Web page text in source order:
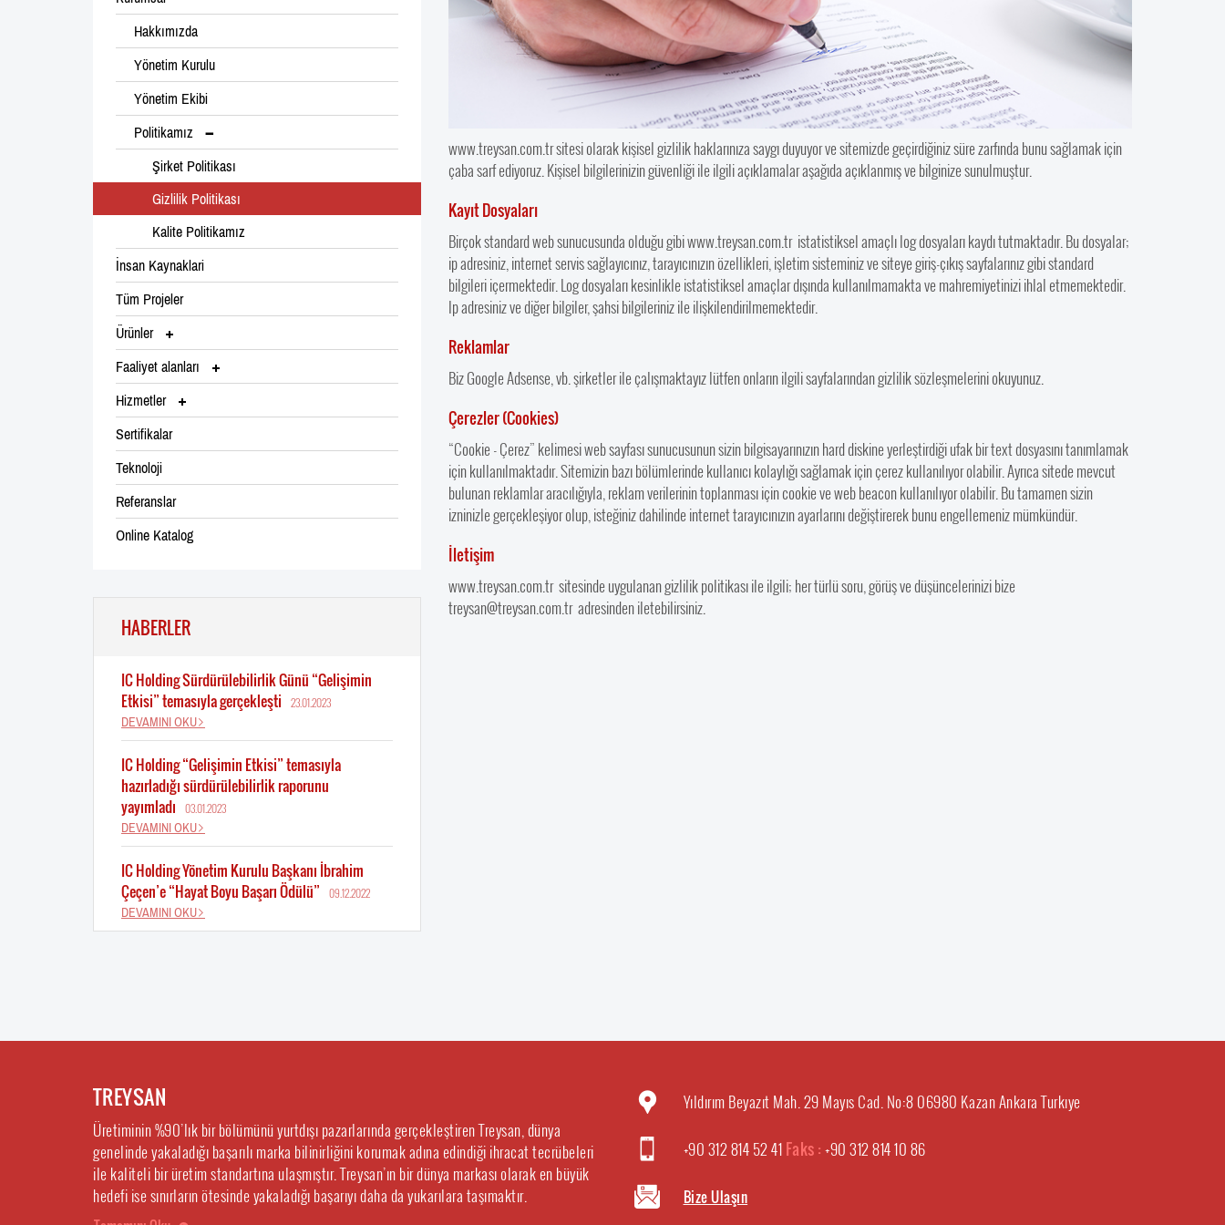
Hakkımızda
Yönetim Kurulu
Yönetim Ekibi
Politikamız
Şirket Politikası
Gizlilik Politikası
Kalite Politikamız
İnsan Kaynaklari
Tüm Projeler
Ürünler
Faaliyet alanları
Hizmetler
Sertifikalar
Teknoloji
Referanslar
Online Katalog
HABERLER
IC Holding Sürdürülebilirlik Günü “Gelişimin
Etkisi” temasıyla gerçekleşti
23.01.2023
DEVAMINI OKU
IC Holding “Gelişimin Etkisi” temasıyla
hazırladığı sürdürülebilirlik raporunu
yayımladı
03.01.2023
DEVAMINI OKU
IC Holding Yönetim Kurulu Başkanı İbrahim
Çeçen’e “Hayat Boyu Başarı Ödülü”
09.12.2022
DEVAMINI OKU
www.treysan.com.tr sitesi olarak kişisel gizlilik haklarınıza saygı duyuyor ve sitemizde geçirdiğiniz süre zarfında bunu sağlamak için
çaba sarf ediyoruz. Kişisel bilgilerinizin güvenliği ile ilgili açıklamalar aşağıda açıklanmış ve bilginize sunulmuştur.
Kayıt Dosyaları
Birçok standard web sunucusunda olduğu gibi www.treysan.com.tr istatistiksel amaçlı log dosyaları kaydı tutmaktadır. Bu dosyalar;
ip adresiniz, internet servis sağlayıcınız, tarayıcınızın özellikleri, işletim sisteminiz ve siteye giriş-çıkış sayfalarınız gibi standard
bilgileri içermektedir. Log dosyaları kesinlikle istatistiksel amaçlar dışında kullanılmamakta ve mahremiyetinizi ihlal etmemektedir.
Ip adresiniz ve diğer bilgiler, şahsi bilgileriniz ile ilişkilendirilmemektedir.
Reklamlar
Biz Google Adsense, vb. şirketler ile çalışmaktayız lütfen onların ilgili sayfalarından gizlilik sözleşmelerini okuyunuz.
Çerezler (Cookies)
“Cookie - Çerez” kelimesi web sayfası sunucusunun sizin bilgisayarınızın hard diskine yerleştirdiği ufak bir text dosyasını tanımlamak
için kullanılmaktadır. Sitemizin bazı bölümlerinde kullanıcı kolaylığı sağlamak için çerez kullanılıyor olabilir. Ayrıca sitede mevcut
bulunan reklamlar aracılığıyla, reklam verilerinin toplanması için cookie ve web beacon kullanılıyor olabilir. Bu tamamen sizin
izninizle gerçekleşiyor olup, isteğiniz dahilinde internet tarayıcınızın ayarlarını değiştirerek bunu engellemeniz mümkündür.
İletişim
www.treysan.com.tr sitesinde uygulanan gizlilik politikası ile ilgili; her türlü soru, görüş ve düşüncelerinizi bize
treysan@treysan.com.tradresinden iletebilirsiniz.
TREYSAN
Üretiminin %90’lık bir bölümünü yurtdışı pazarlarında gerçekleştiren Treysan, dünya
genelinde yakaladığı başarılı marka bilinirliğini korumak adına edindiği ihracat tecrübeleri
ile kaliteli bir üretim standartına ulaşmıştır. Treysan’ın bir dünya markası olarak en büyük
hedefi ise sınırların ötesinde yakaladığı başarıyı daha da yukarılara taşımaktır.
Yıldırım Beyazıt Mah. 29 Mayıs Cad. No:8 06980 Kazan Ankara Turkıye
+90 312 814 52 41 Faks :+90 312 814 10 86
Bize Ulaşın